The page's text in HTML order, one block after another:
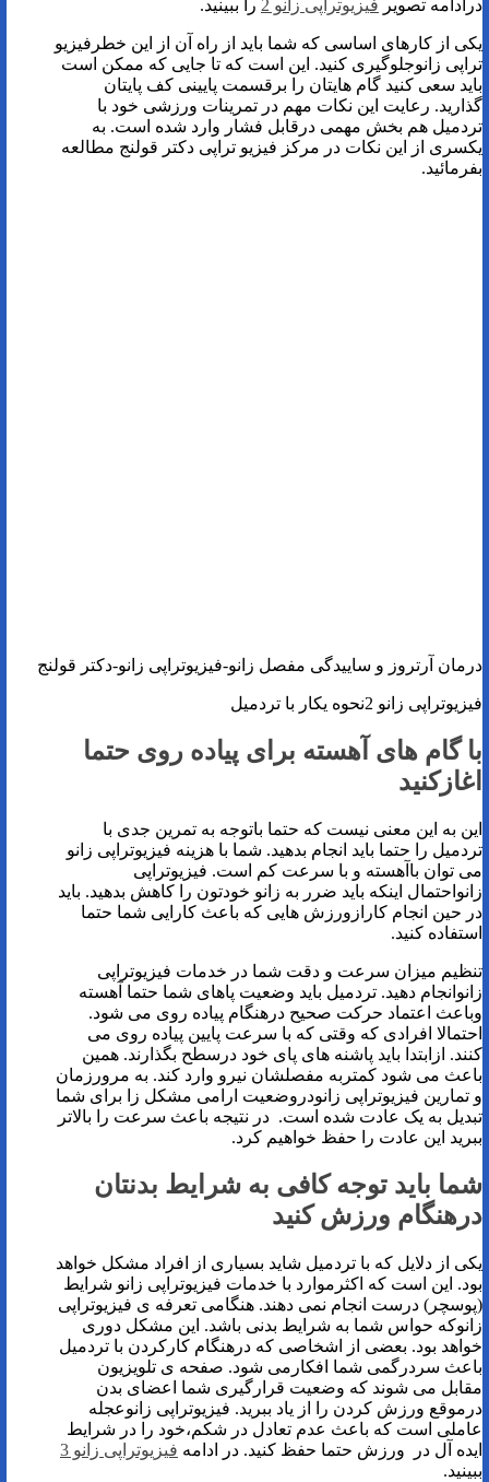
درادامه تصویر فیزیوتراپی زانو 2 را ببینید.
یکی از کارهای اساسی که شما باید از راه آن از این خطرفیزیو
تراپی زانوجلوگیری کنید. این است که تا جایی که ممکن است
باید سعی کنید گام هایتان را برقسمت پایینی کف پایتان
گذارید. رعایت این نکات مهم در تمرینات ورزشی خود با
تردمیل هم بخش مهمی درقابل فشار وارد شده است. به
یکسری از این نکات در مرکز فیزیو تراپی دکتر قولنج مطالعه
بفرمائید.
درمان آرتروز و ساییدگی مفصل زانو-فیزیوتراپی زانو-دکتر قولنج
فیزیوتراپی زانو 2نحوه یکار با تردمیل
با گام های آهسته برای پیاده روی حتما
اغازکنید
این به این معنی نیست که حتما باتوجه به تمرین جدی با
تردمیل را حتما باید انجام بدهید. شما با هزینه فیزیوتراپی زانو
می توان باآهسته و با سرعت کم است. فیزیوتراپی
زانواحتمال اینکه باید ضرر به زانو خودتون را کاهش بدهید. باید
در حین انجام کارازورزش هایی که باعث کارایی شما حتما
استفاده کنید.
تنظیم میزان سرعت و دقت شما در خدمات فیزیوتراپی
زانوانجام دهید. تردمیل باید وضعیت پاهای شما حتما آهسته
وباعث اعتماد حرکت صحیح درهنگام پیاده روی می شود.
احتمالا افرادی که وقتی که با سرعت پایین پیاده روی می
کنند. ازابتدا باید پاشنه های پای خود درسطح بگذارند. همین
باعث می شود کمتربه مفصلشان نیرو وارد کند. به مرورزمان
و تمارین فیزیوتراپی زانودروضعیت ارامی مشکل زا برای شما
تبدیل به یک عادت شده است. در نتیجه باعث سرعت را بالاتر
ببرید این عادت را حفظ خواهیم کرد.
شما باید توجه کافی به شرایط بدنتان
درهنگام ورزش کنید
یکی از دلایل که با تردمیل شاید بسیاری از افراد مشکل خواهد
بود. این است که اکثرموارد با خدمات فیزیوتراپی زانو شرایط
(پوسچر) درست انجام نمی دهند. هنگامی تعرفه ی فیزیوتراپی
زانوکه حواس شما به شرایط بدنی باشد. این مشکل دوری
خواهد بود. بعضی از اشخاصی که درهنگام کارکردن با تردمیل
باعث سردرگمی شما افکارمی شود. صفحه ی تلویزیون
مقابل می شوند که وضعیت قرارگیری شما اعضای بدن
درموقع ورزش کردن را از یاد ببرید. فیزیوتراپی زانوعجله
عاملی است که باعث عدم تعادل در شکم،خود را در شرایط
ایده آل در ورزش حتما حفظ کنید. در ادامه فیزیوتراپی زانو 3
ببینید.